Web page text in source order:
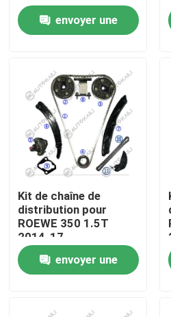
Vidéos
Visite de l'usine
Contrôle de la qualité
Nous contacter
Nouvelles
Demandez un devis
Kit à chaînes de
envoyer une
Kit de chaîne de
distribution pour
ROEWE 350 1.5T
2014-17
envoyer une